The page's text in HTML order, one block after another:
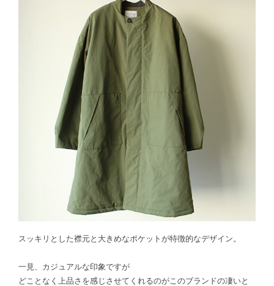
スッキリとした襟元と大きめなポケットが特徴的なデザイン。
一見、カジュアルな印象ですが
どことなく上品さを感じさせてくれるのがこのブランドの凄いと